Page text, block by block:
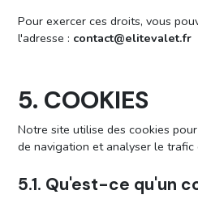
Pour exercer ces droits, vous
l'adresse : contact@elitevalet.fr
5. COOKIES
Notre site utilise des cookies
de navigation et analyser le trafic
5.1. Qu'est-ce qu'un